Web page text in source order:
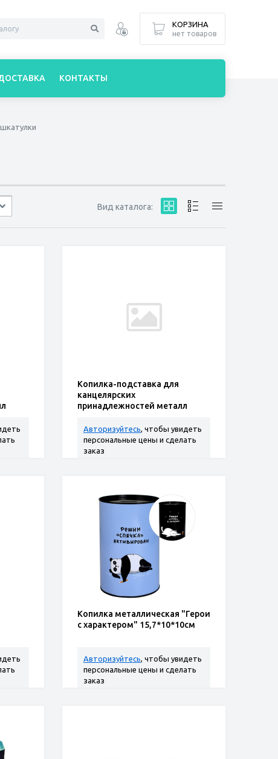
Вид каталога:
Копилка-подставка для
канцелярских
принадлежностей металл
10,4*7,5*7,5см
Авторизуйтесь, чтобы увидеть
персональные цены и сделать
заказ
Копилка металлическая "Герои
с характером" 15,7*10*10см
Авторизуйтесь, чтобы увидеть
персональные цены и сделать
заказ
КОРЗИНА
нет товаров
КОНТАКТЫ